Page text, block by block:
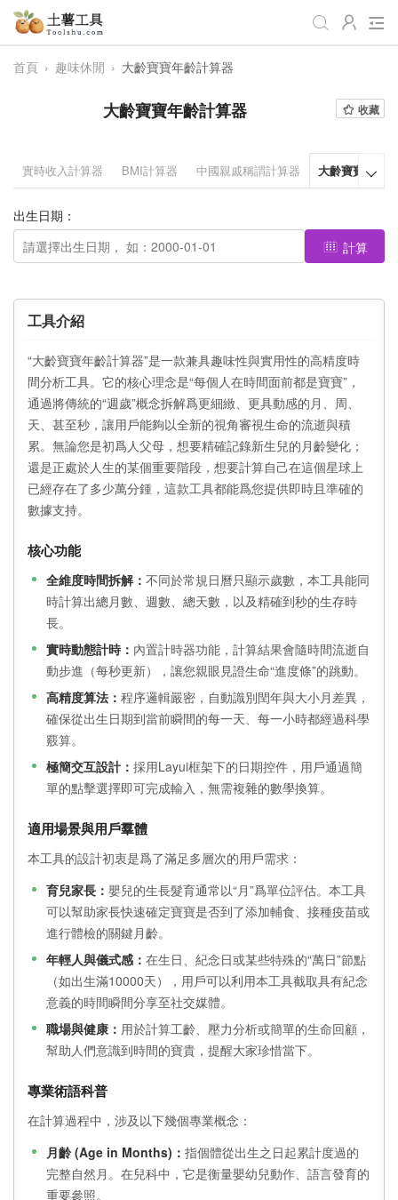
視頻處理
站長工具
網站導航
首頁 › 趣味休閒 › 大齡寶寶年齡計算器
大齡寶寶年齡計算器 收藏
實時收入計算器 BMI計算器 中國親戚稱謂計算器 大齡寶寶年齡

出生日期：
計算
工具介紹
“大齡寶寶年齡計算器”是一款兼具趣味性與實用性的高精度時
間分析工具。它的核心理念是“每個人在時間面前都是寶寶”，
通過將傳統的“週歲”概念拆解爲更細緻、更具動感的月、周、
天、甚至秒，讓用戶能夠以全新的視角審視生命的流逝與積
累。無論您是初爲人父母，想要精確記錄新生兒的月齡變化；
還是正處於人生的某個重要階段，想要計算自己在這個星球上
已經存在了多少萬分鍾，這款工具都能爲您提供即時且準確的
數據支持。
核心功能
全維度時間拆解： 不同於常規日曆只顯示歲數，本工具能同
時計算出總月數、週數、總天數，以及精確到秒的生存時
長。
實時動態計時： 內置計時器功能，計算結果會隨時間流逝自
動步進（每秒更新），讓您親眼見證生命“進度條”的跳動。
高精度算法： 程序邏輯嚴密，自動識別閏年與大小月差異，
確保從出生日期到當前瞬間的每一天、每一小時都經過科學
覈算。
極簡交互設計： 採用Layui框架下的日期控件，用戶通過簡
單的點擊選擇即可完成輸入，無需複雜的數學換算。
適用場景與用戶羣體
本工具的設計初衷是爲了滿足多層次的用戶需求：
育兒家長： 嬰兒的生長髮育通常以“月”爲單位評估。本工具
可以幫助家長快速確定寶寶是否到了添加輔食、接種疫苗或
進行體檢的關鍵月齡。
年輕人與儀式感： 在生日、紀念日或某些特殊的“萬日”節點
（如出生滿10000天），用戶可以利用本工具截取具有紀念
意義的時間瞬間分享至社交媒體。
職場與健康： 用於計算工齡、壓力分析或簡單的生命回顧，
幫助人們意識到時間的寶貴，提醒大家珍惜當下。
專業術語科普
在計算過程中，涉及以下幾個專業概念：
月齡 (Age in Months)： 指個體從出生之日起累計度過的
完整自然月。在兒科中，它是衡量嬰幼兒動作、語言發育的
重要參照。